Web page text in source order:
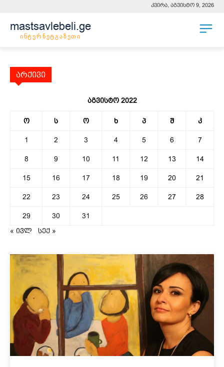
კვირა, აგვისტო 9, 2026
mastsavlebeli.ge
ინტერნეტგაზეთი
არქივი
აგვისტო 2022
ო ს ო ხ პ შ კ
1 2 3 4 5 6 7
8 9 10 11 12 13 14
15 16 17 18 19 20 21
22 23 24 25 26 27 28
29 30
31
« ივლ
სექ »